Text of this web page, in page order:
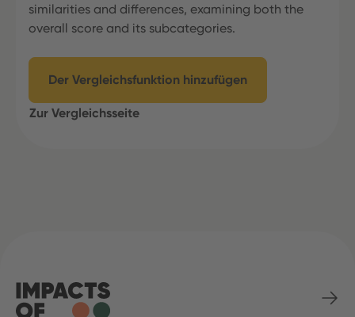
similarities and differences, examining both the
overall score and its subcategories.
Der Vergleichsfunktion hinzufügen
Zur Vergleichsseite